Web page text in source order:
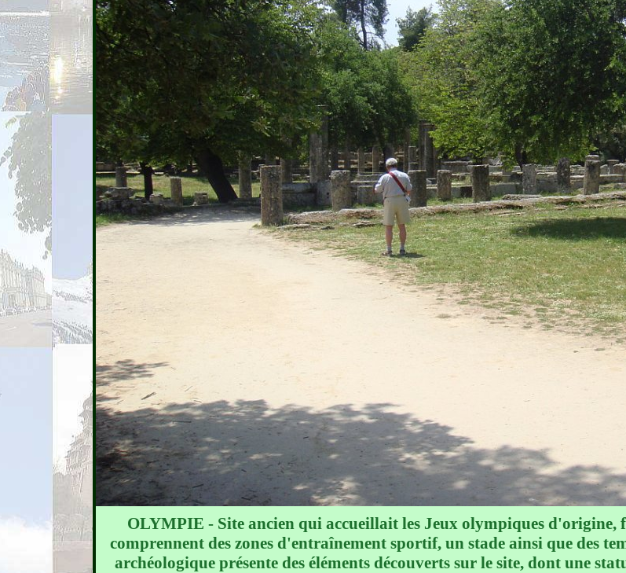
OLYMPIE - Site ancien qui accueillait les Jeux olympiques d'origine,
comprennent des zones d'entraînement sportif, un stade ainsi que des
archéologique présente des éléments découverts sur le site, dont une